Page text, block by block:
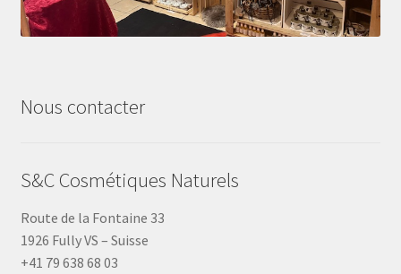
Nous contacter
S&C Cosmétiques Naturels
Route de la Fontaine 33
1926 Fully VS – Suisse
+41 79 638 68 03